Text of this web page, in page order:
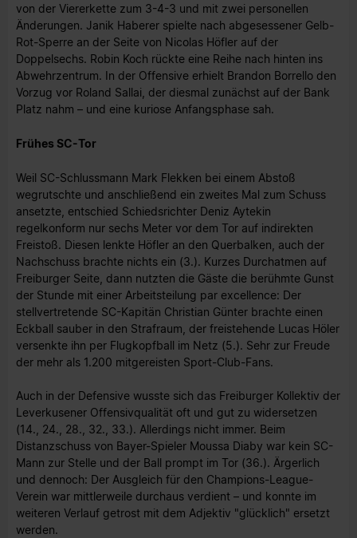
von der Viererkette zum 3-4-3 und mit zwei personellen
Änderungen. Janik Haberer spielte nach abgesessener Gelb-
Rot-Sperre an der Seite von Nicolas Höfler auf der
Doppelsechs. Robin Koch rückte eine Reihe nach hinten ins
Abwehrzentrum. In der Offensive erhielt Brandon Borrello den
Vorzug vor Roland Sallai, der diesmal zunächst auf der Bank
Platz nahm – und eine kuriose Anfangsphase sah.
Frühes SC-Tor
Weil SC-Schlussmann Mark Flekken bei einem Abstoß
wegrutschte und anschließend ein zweites Mal zum Schuss
ansetzte, entschied Schiedsrichter Deniz Aytekin
regelkonform nur sechs Meter vor dem Tor auf indirekten
Freistoß. Diesen lenkte Höfler an den Querbalken, auch der
Nachschuss brachte nichts ein (3.). Kurzes Durchatmen auf
Freiburger Seite, dann nutzten die Gäste die berühmte Gunst
der Stunde mit einer Arbeitsteilung par excellence: Der
stellvertretende SC-Kapitän Christian Günter brachte einen
Eckball sauber in den Strafraum, der freistehende Lucas Höler
versenkte ihn per Flugkopfball im Netz (5.). Sehr zur Freude
der mehr als 1.200 mitgereisten Sport-Club-Fans.
Auch in der Defensive wusste sich das Freiburger Kollektiv der
Leverkusener Offensivqualität oft und gut zu widersetzen
(14., 24., 28., 32., 33.). Allerdings nicht immer. Beim
Distanzschuss von Bayer-Spieler Moussa Diaby war kein SC-
Mann zur Stelle und der Ball prompt im Tor (36.). Ärgerlich
und dennoch: Der Ausgleich für den Champions-League-
Verein war mittlerweile durchaus verdient – und konnte im
weiteren Verlauf getrost mit dem Adjektiv "glücklich" ersetzt
werden.